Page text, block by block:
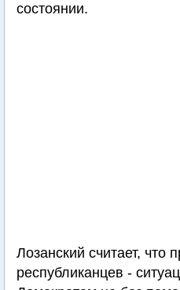
состоянии.
Лозанский считает, что
республиканцев -